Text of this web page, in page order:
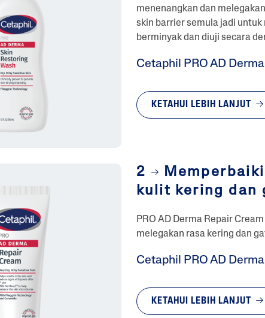
menenangkan dan
skin barrier semula jadi
berminyak dan diuji secara
Cetaphil PRO AD
KETAHUI LEBIH LANJUT
2
kulit kering dan
PRO AD Derma Repair
melegakan rasa kering dan
Cetaphil PRO AD
KETAHUI LEBIH LANJUT